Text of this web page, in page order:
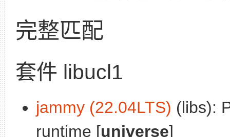
完整匹配
套件 libucl1
jammy (22.04LTS) (libs):
runtime [universe]